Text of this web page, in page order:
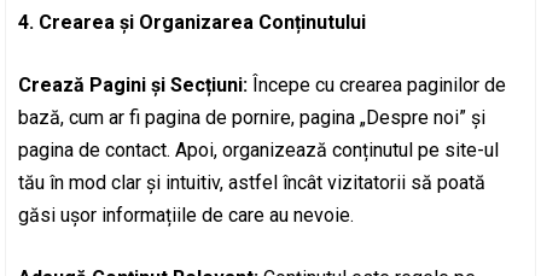
4. Crearea și Organizarea Conținutului
Crează Pagini și Secțiuni: Începe cu crearea paginilor de
bază, cum ar fi pagina de pornire, pagina „Despre noi” și
pagina de contact. Apoi, organizează conținutul pe site-ul
tău în mod clar și intuitiv, astfel încât vizitatorii să poată
găsi ușor informațiile de care au nevoie.